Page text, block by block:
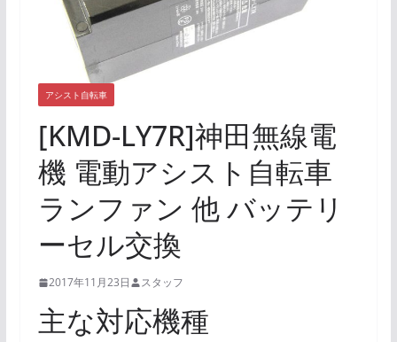
アシスト自転車
[KMD-LY7R]神田無線電
機 電動アシスト自転車
ランファン 他 バッテリ
ーセル交換
2017年11月23日 スタッフ
主な対応機種